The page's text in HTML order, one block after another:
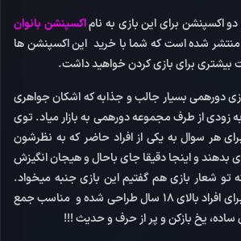
دو اکسپنشن برای این بازی به ناماکسپنشن بانوان
منتشر شده است که شما با خرید این اکسپنشن ها
بیشتری برای بازی کردن خواهید داشت.
دورهمی بسیار جالب و جذابه که اشکان جواهری
زودی از طرف مجموعه دورهمی به بازار میاد. توی
برای هر سوال به یکی از افراد حاضر که به نظرشون
بدهند و اینجا دقیقا جای باحال و هیجان انگیزش
تو شعار بازی هم گفتیم این بازی جنبه میخواد.
بازی “چی فکر کردی؟!” برای افراد بالای 18 سال طراحی شده و مناسب جمع
یخ بازکن و پر از حرف و حدیث !!!